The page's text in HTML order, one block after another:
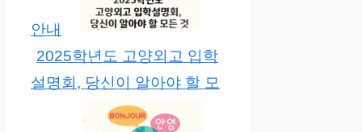
안내
2025학년도 고양외고 입학
설명회, 당신이 알아야 할 모